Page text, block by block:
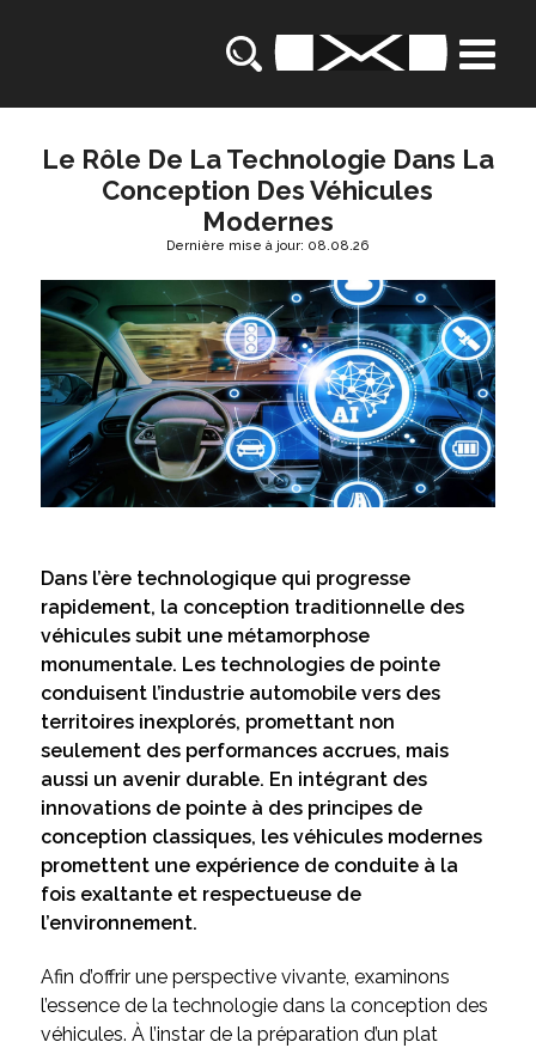
Le Rôle De La Technologie Dans La
Conception Des Véhicules
Modernes
Dernière mise à jour: 08.08.26
Dans l’ère technologique qui progresse
rapidement, la conception traditionnelle des
véhicules subit une métamorphose
monumentale. Les technologies de pointe
conduisent l’industrie automobile vers des
territoires inexplorés, promettant non
seulement des performances accrues, mais
aussi un avenir durable. En intégrant des
innovations de pointe à des principes de
conception classiques, les véhicules modernes
promettent une expérience de conduite à la
fois exaltante et respectueuse de
l’environnement.
Afin d’offrir une perspective vivante, examinons
l’essence de la technologie dans la conception des
véhicules. À l’instar de la préparation d’un plat